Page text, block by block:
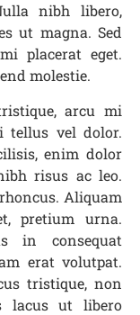
nibh libero,
ut magna. Sed
placerat eget.
molestie.
arcu mi
tellus vel dolor.
enim dolor
risus ac leo.
Aliquam
pretium urna.
in consequat
erat volutpat.
tristique, non
lacus ut libero